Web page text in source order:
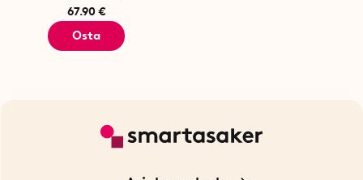
67.90 €
Osta